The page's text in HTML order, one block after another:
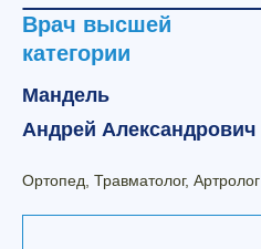
Врач высшей
категории
Мандель
Андрей Александрович
Ортопед, Травматолог, Артролог